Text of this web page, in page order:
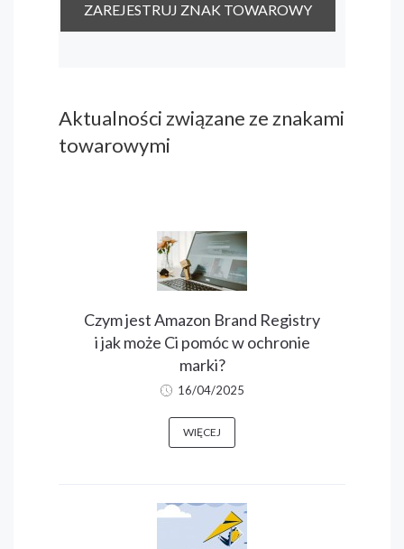
ZAREJESTRUJ ZNAK TOWAROWY
Aktualności związane ze znakami
towarowymi
Czym jest Amazon Brand Registry
i jak może Ci pomóc w ochronie
marki?
16/04/2025
WIĘCEJ